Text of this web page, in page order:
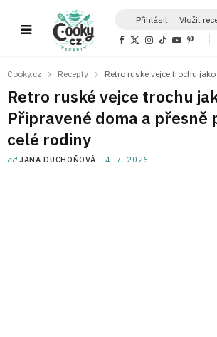
Přihlásit Vložit
F
b
o
k
X
i
I
a
r
a
m
T
o
Y
u
e
P
e
s
t
Cooky.cz Recepty
Retro ruské vejce trochu
Připravené doma a přesně
celé rodiny
odJANA DUCHOŇOVÁ 4. 7. 2026